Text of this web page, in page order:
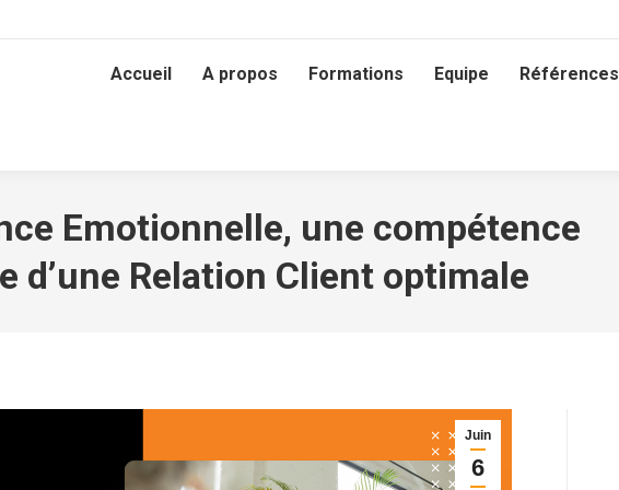
Accueil A propos Formations Equipe Références
Emotionnelle, une compétence
d’une Relation Client optimale
Juin
6